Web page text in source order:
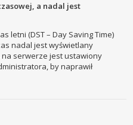
a nadal jest
letni (DST – Day Saving Time)
nadal jest wyświetlany
na serwerze jest ustawiony
by naprawił